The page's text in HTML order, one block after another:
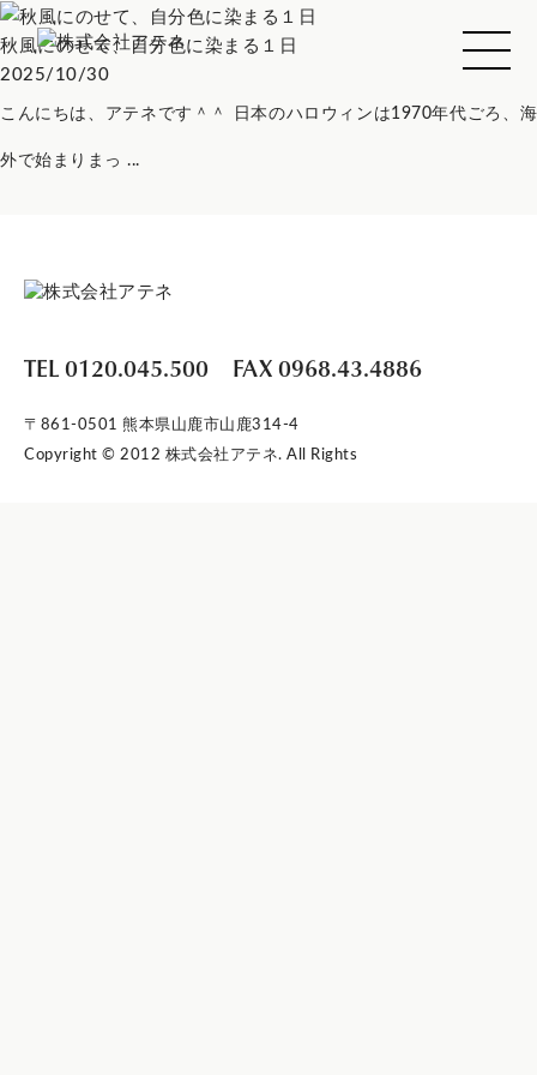
秋風にのせて、自分色に染まる１日
2025/10/30
こんにちは、アテネです＾＾ 日本のハロウィンは1970年代ごろ、海
外で始まりまっ ...
TEL 0120.045.500 FAX 0968.43.4886
〒861-0501 熊本県山鹿市山鹿314-4
Copyright © 2012 株式会社アテネ. All Rights